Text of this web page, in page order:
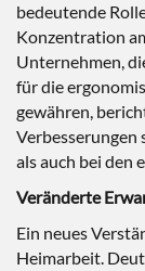
bedeutende
Konzentration
Unternehmen,
für die
gewähren,
Verbesserungen
als auch bei den
Veränderte
Ein neues
Heimarbeit.